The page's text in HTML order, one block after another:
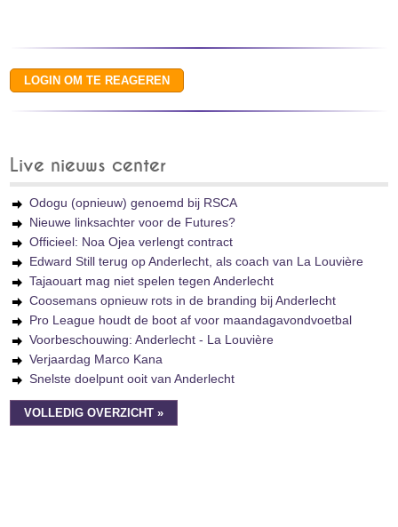
Live nieuws center
Odogu (opnieuw) genoemd bij RSCA
Nieuwe linksachter voor de Futures?
Officieel: Noa Ojea verlengt contract
Edward Still terug op Anderlecht, als coach van La Louvière
Tajaouart mag niet spelen tegen Anderlecht
Coosemans opnieuw rots in de branding bij Anderlecht
Pro League houdt de boot af voor maandagavondvoetbal
Voorbeschouwing: Anderlecht - La Louvière
Verjaardag Marco Kana
Snelste doelpunt ooit van Anderlecht
VOLLEDIG OVERZICHT »